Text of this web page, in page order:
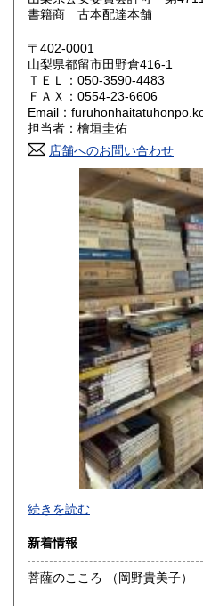
鳥取県 800円
岡山県
山口県 800円
香川県 800円
高知県 800円
800円
800円
800円
1,500円
書籍商 古本配達本舗
〒402-0001
山梨県都留市田野倉416-1
ＴＥＬ：050-3590-4483
ＦＡＸ：0554-23-6606
Email：
担当者：檜垣圭佑
店舗へのお問い合わせ
-
沿線名：-
最寄駅：-
営業時間：-
定休日：-
続きを読む
新着情報
菩薩のこころ （岡野貴美子）